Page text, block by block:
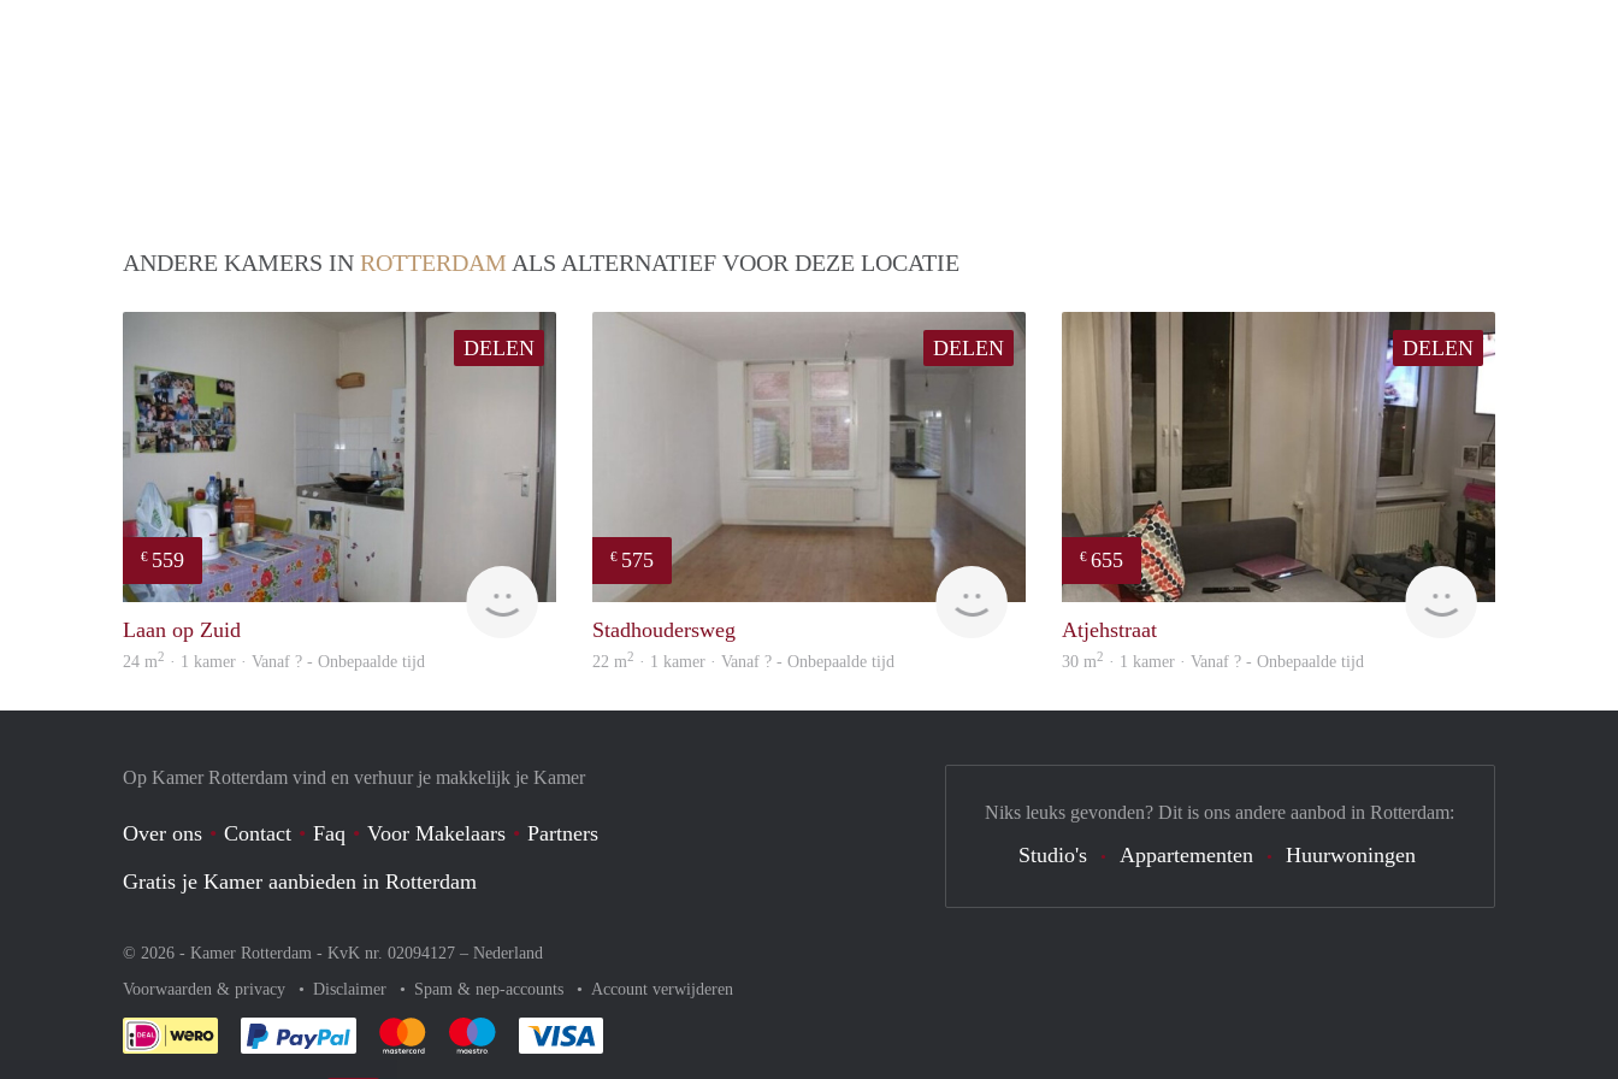
ANDERE KAMERS IN ROTTERDAM ALS ALTERNATIEF VOOR DEZE LOCATIE
DELEN
€ 559
rent
Laan op Zuid
24 m2 · 1 kamer · Vanaf ? - Onbepaalde tijd
DELEN
€ 575
Stadhoudersweg
22 m2 · 1 kamer · Vanaf ? - Onbepaalde tijd
DELEN
€ 655
Woning
Atjehstraat
30 m2 · 1 kamer · Vanaf ? - Onbepaalde tijd
Op Kamer Rotterdam vind en verhuur je makkelijk je Kamer
Over ons Contact Faq Voor Makelaars
Partners
Gratis je Kamer aanbieden in Rotterdam
© 2026 - Kamer Rotterdam - KvK nr. 02094127 – Nederland
Voorwaarden & privacy
Disclaimer Spam & nep-accounts Account verwijderen
Je rekent gemakkelijk af met Paypal
Je rekent gemakkelijk af met Mastercard
Je rekent gemakkelijk af met Meastro
Niks leuks gevonden? Dit is ons andere aanbod in Rotterdam:
Studio's Appartementen Huurwoningen